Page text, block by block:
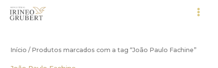
para
Início / Produtos marcados com a tag “João Paulo Fachine”